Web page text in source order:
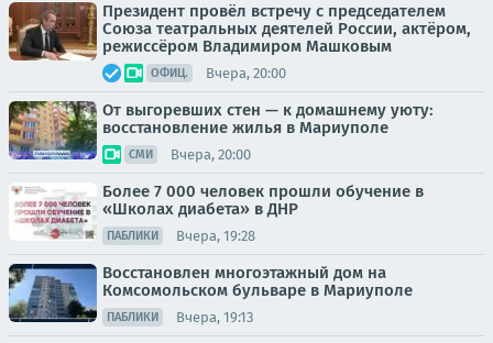
Президент провёл встречу с председателем
Союза театральных деятелей России, актёром,
режиссёром Владимиром Машковым
ОФИЦ. Вчера, 20:00
От выгоревших стен — к домашнему уюту:
восстановление жилья в Мариуполе
СМИ Вчера, 20:00
Более 7 000 человек прошли обучение в
«Школах диабета» в ДНР
ПАБЛИКИ Вчера, 19:28
Восстановлен многоэтажный дом на
Комсомольском бульваре в Мариуполе
ПАБЛИКИ Вчера, 19:13